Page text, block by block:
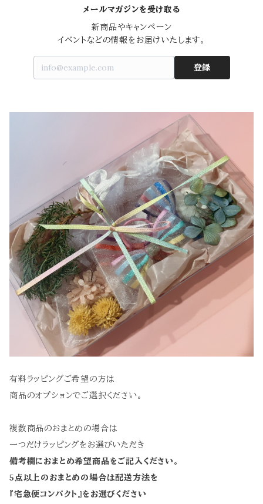
メールマガジンを受け取る
新商品やキャンペーン
イベントなどの情報をお届けいたします。
登録
有料ラッピングご希望の方は
商品のオプションでご選択ください。
複数商品のおまとめの場合は
一つだけラッピングをお選びいただき
備考欄におまとめ希望商品をご記入ください。
5点以上のおまとめの場合は配送方法を
『宅急便コンパクト』をお選びください